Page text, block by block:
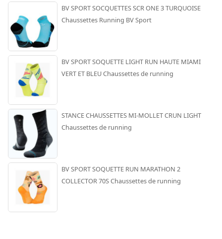
BV SPORT SOCQUETTES SCR ONE 3 TURQUOISE
Chaussettes Running BV Sport
BV SPORT SOQUETTE LIGHT RUN HAUTE MIAMI
VERT ET BLEU Chaussettes de running
STANCE CHAUSSETTES MI-MOLLET CRUN LIGHT
Chaussettes de running
BV SPORT SOQUETTE RUN MARATHON 2
COLLECTOR 70S Chaussettes de running